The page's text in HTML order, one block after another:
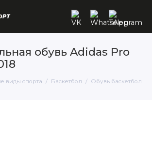
обувь Adidas Pro
виды спорта Баскетбол Обувь